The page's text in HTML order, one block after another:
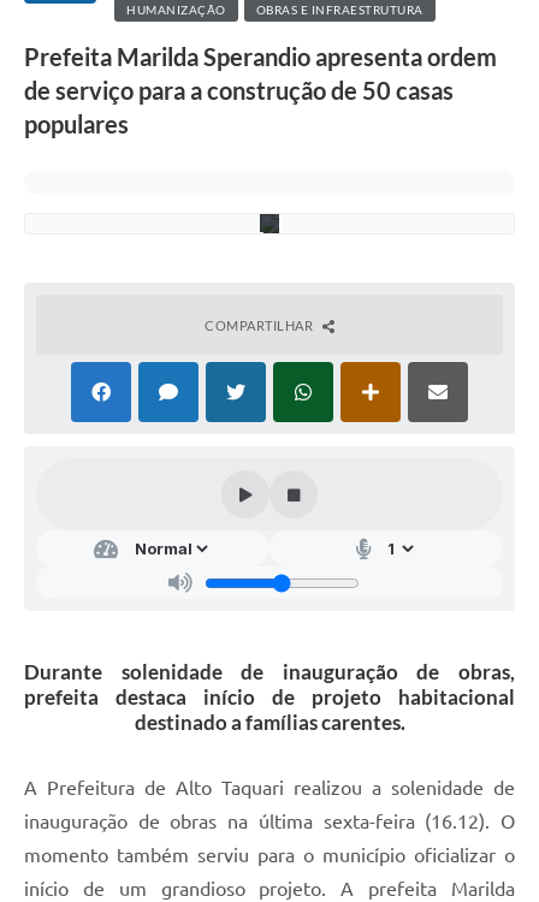
HUMANIZAÇÃO OBRAS E INFRAESTRUTURA
Prefeita Marilda Sperandio apresenta ordem
de serviço para a construção de 50 casas
populares
i
o
a
s
COMPARTILHAR
Durante solenidade de inauguração de obras,
prefeita destaca início de projeto habitacional
destinado a famílias carentes.
A Prefeitura de Alto Taquari realizou a solenidade de
inauguração de obras na última sexta-feira (16.12). O
momento também serviu para o município oficializar o
início de um grandioso projeto. A prefeita Marilda